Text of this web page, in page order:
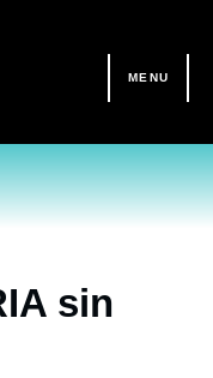
MENU
sin